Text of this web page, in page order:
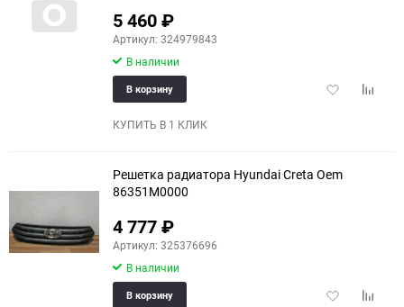
5 460₽
Артикул: 324979843
В наличии
Добавить
В корзину
КУПИТЬ В 1 КЛИК
Решетка радиатора Hyundai Creta Oem
86351M0000
4 777₽
Артикул: 325376696
В наличии
Добавить
В корзину